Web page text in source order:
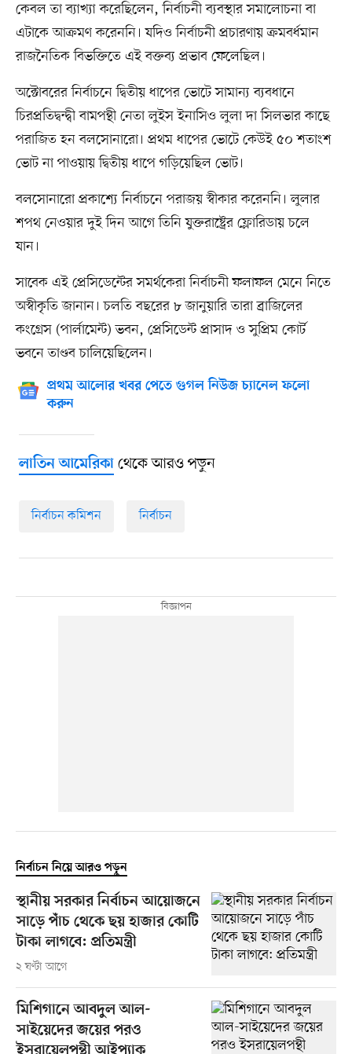
কেবল তা ব্যাখ্যা করেছিলেন, নির্বাচনী ব্যবস্থার সমালোচনা বা
এটাকে আক্রমণ করেননি। যদিও নির্বাচনী প্রচারণায় ক্রমবর্ধমান
রাজনৈতিক বিভক্তিতে এই বক্তব্য প্রভাব ফেলেছিল।
অক্টোবরের নির্বাচনে দ্বিতীয় ধাপের ভোটে সামান্য ব্যবধানে
চিরপ্রতিদ্বন্দ্বী বামপন্থী নেতা লুইস ইনাসিও লুলা দা সিলভার কাছে
পরাজিত হন বলসোনারো। প্রথম ধাপের ভোটে কেউই ৫০ শতাংশ
ভোট না পাওয়ায় দ্বিতীয় ধাপে গড়িয়েছিল ভোট।
বলসোনারো প্রকাশ্যে নির্বাচনে পরাজয় স্বীকার করেননি। লুলার
শপথ নেওয়ার দুই দিন আগে তিনি যুক্তরাষ্ট্রের ফ্লোরিডায় চলে
যান।
সাবেক এই প্রেসিডেন্টের সমর্থকেরা নির্বাচনী ফলাফল মেনে নিতে
অস্বীকৃতি জানান। চলতি বছরের ৮ জানুয়ারি তারা ব্রাজিলের
কংগ্রেস (পার্লামেন্ট) ভবন, প্রেসিডেন্ট প্রাসাদ ও সুপ্রিম কোর্ট
ভবনে তাণ্ডব চালিয়েছিলেন।
প্রথম আলোর খবর পেতে গুগল নিউজ চ্যানেল ফলো
করুন
লাতিন আমেরিকাথেকে আরও পড়ুন
নির্বাচন কমিশন নির্বাচন
নির্বাচন নিয়ে আরও পড়ুন
স্থানীয় সরকার নির্বাচন আয়োজনে
সাড়ে পাঁচ থেকে ছয় হাজার কোটি
টাকা লাগবে: প্রতিমন্ত্রী
২ ঘণ্টা আগে
মিশিগানে আবদুল আল-
সাইয়েদের জয়ের পরও